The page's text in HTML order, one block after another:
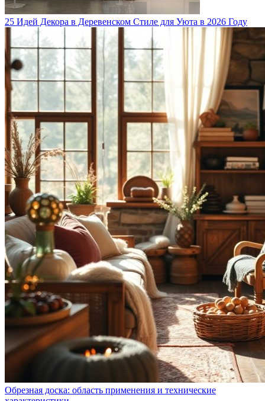
25 Идей Декора в Деревенском Стиле для Уюта в 2026 Году
Обрезная доска: область применения и технические